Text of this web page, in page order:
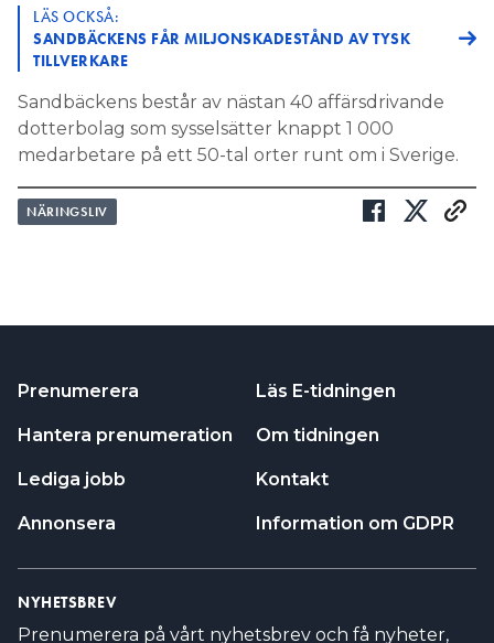
LÄS OCKSÅ:
SANDBÄCKENS FÅR MILJONSKADESTÅND AV TYSK
TILLVERKARE
Sandbäckens består av nästan 40 affärsdrivande
dotterbolag som sysselsätter knappt 1 000
medarbetare på ett 50-tal orter runt om i Sverige.
NÄRINGSLIV
Prenumerera
Hantera prenumeration
Lediga jobb
Annonsera
Läs E-tidningen
Om tidningen
Kontakt
Information om GDPR
NYHETSBREV
Prenumerera på vårt nyhetsbrev och få nyheter,